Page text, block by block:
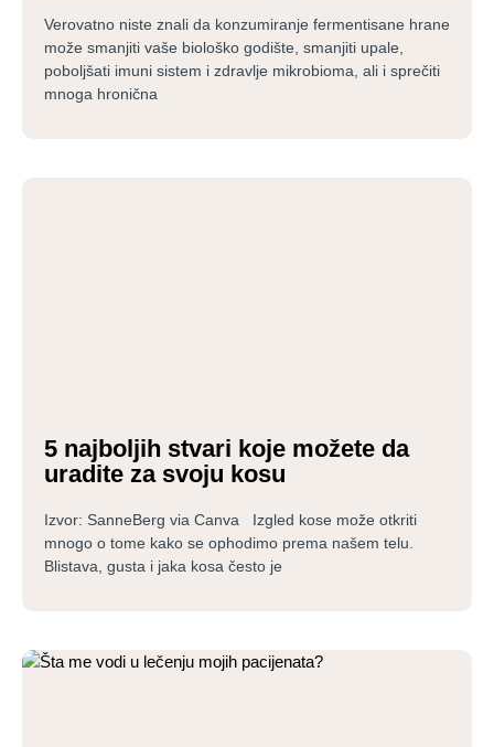
Verovatno niste znali da konzumiranje fermentisane hrane
može smanjiti vaše biološko godište, smanjiti upale,
poboljšati imuni sistem i zdravlje mikrobioma, ali i sprečiti
mnoga hronična
5 najboljih stvari koje možete da
uradite za svoju kosu
Izvor: SanneBerg via Canva Izgled kose može otkriti
mnogo o tome kako se ophodimo prema našem telu.
Blistava, gusta i jaka kosa često je